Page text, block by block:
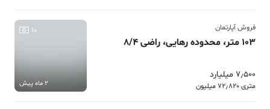
فروش آپارتمان
103 متر، محدوده رهایی، راضی 8/4
7٫500 میلیارد
متری 72٫820 میلیون
10
2 ماه پیش